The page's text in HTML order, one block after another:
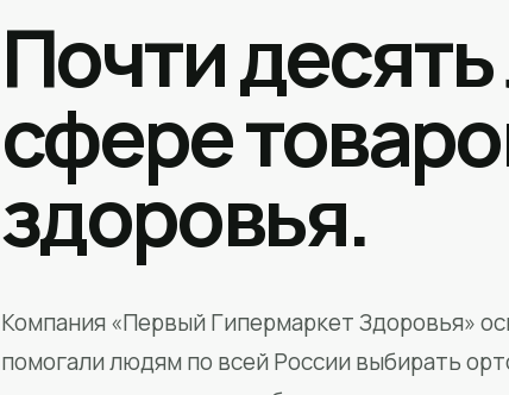
Почти десять
сфере
здоровья.
Компания «Первый Гипермаркет Здоровья»
помогали людям по всей России выбирать